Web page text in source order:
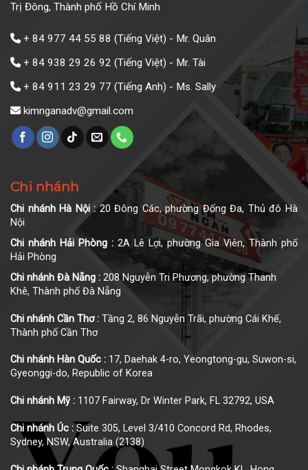
Trị Đông, Thành phố Hồ Chí Minh
+ 84 977 44 55 88 (Tiếng Việt) - Mr. Quân
+ 84 938 29 26 92 (Tiếng Việt) - Mr. Tài
+ 84 911 23 29 77 (Tiếng Anh) - Ms. Sally
kimnganadv@gmail.com
Chi nhánh
Chi nhánh Hà Nội :20 Đông Các, phường Đống Đa, Thủ đô Hà
Nội
Chi nhánh Hải Phòng : 2A Lê Lợi, phường Gia Viên, Thành phố
Hải Phòng
Chi nhánh Đà Nẵng : 208 Nguyễn Tri Phương, phường Thanh
Khê, Thành phố Đà Nẵng
Chi nhánh Cần Thơ : Tầng 2, 86 Nguyễn Trãi, phường Cái Khế,
Thành phố Cần Thơ
Chi nhánh Hàn Quốc : 17, Daehak 4-ro, Yeongtong-gu, Suwon-si,
Gyeonggi-do, Republic of Korea
Chi nhánh Mỹ : 1107 Fairway, Dr Winter Park, FL 32792, USA
Chi nhánh Úc : Suite 305, Level 3/410 Concord Rd, Rhodes,
Sydney, NSW, Australia (2138)